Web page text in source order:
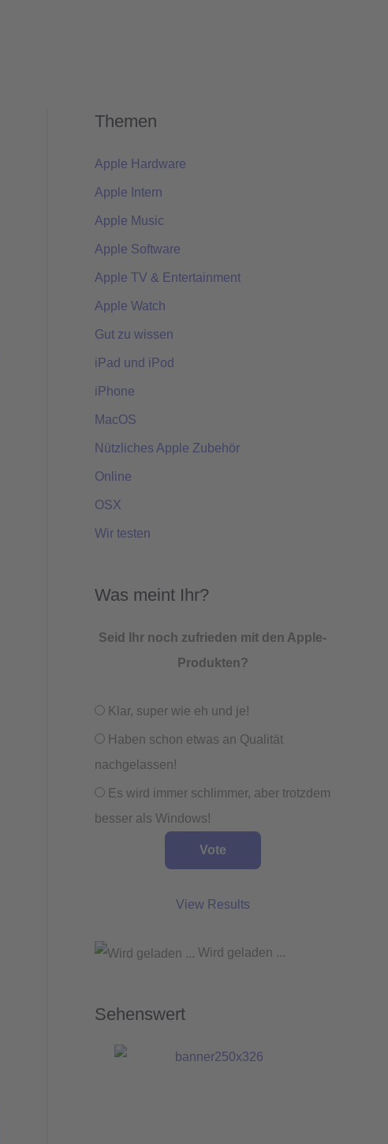
Themen
Apple Hardware
Apple Intern
Apple Music
Apple Software
Apple TV & Entertainment
Apple Watch
Gut zu wissen
iPad und iPod
iPhone
MacOS
Nützliches Apple Zubehör
Online
OSX
Wir testen
Was meint Ihr?
Seid Ihr noch zufrieden mit den Apple-
Produkten?
Klar, super wie eh und je!
Haben schon etwas an Qualität
nachgelassen!
Es wird immer schlimmer, aber trotzdem
besser als Windows!
View Results
Wird geladen ...
Sehenswert